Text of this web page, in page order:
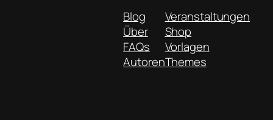
Blog
Über
FAQs
Autoren
Veranstaltungen
Shop
Vorlagen
Themes